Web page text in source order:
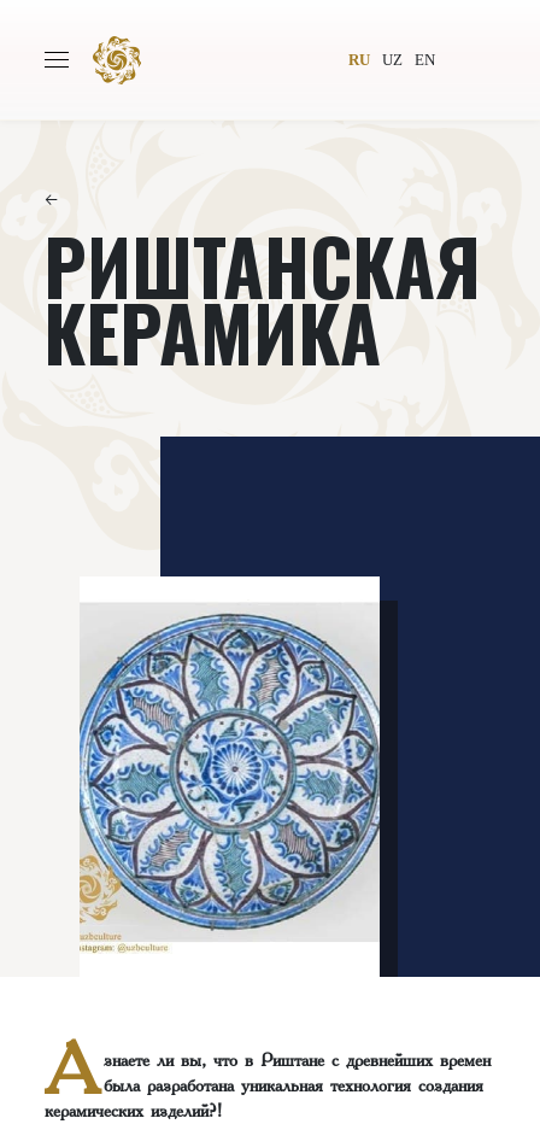
RU UZ EN
Авторы Всемирное общество
Издательство Новости
←
РИШТАНСКАЯ
КЕРАМИКА
А знаете ли вы, что в Риштане с древнейших времен
была разработана уникальная технология создания
керамических изделий?!